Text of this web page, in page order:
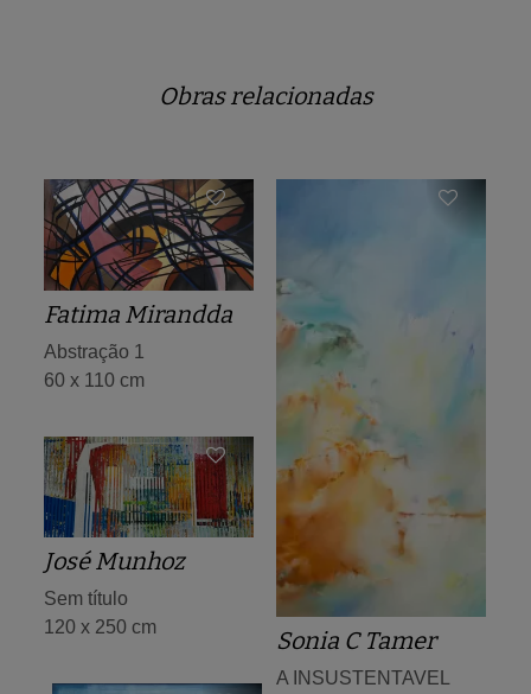
Obras relacionadas
Fatima Mirandda
Abstração 1
60 x 110 cm
Sonia C Tamer
A INSUSTENTAVEL
José Munhoz
Sem título
120 x 250 cm